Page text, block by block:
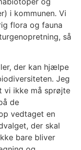
i kommunen. Vi
flora og fauna
så
der kan hjælpe
Jeg
vi ikke må sprøjte
de
vedtaget en
der skal
bare bliver